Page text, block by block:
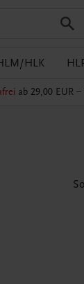
HLK
ab 29,00 EUR –